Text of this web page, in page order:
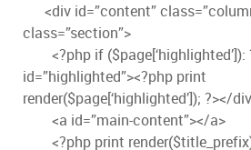
<div id=”content”
class=”section”>
<?php if ($page[‘highlighted’]):
id=”highlighted”><?php print
render($page[‘highlighted’]); ?></
<a id=”main-content”></a>
<?php print